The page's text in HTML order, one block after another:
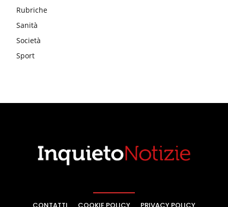
Rubriche
Sanità
Società
Sport
CONTATTI COOKIE POLICY PRIVACY POLICY